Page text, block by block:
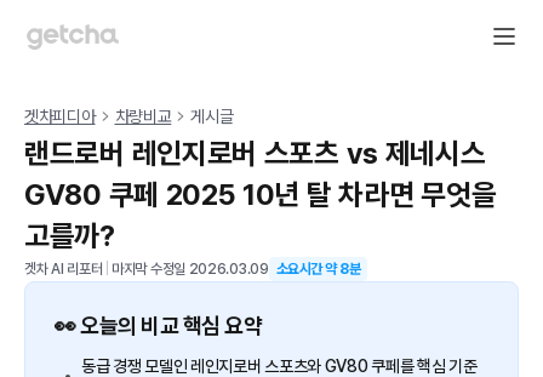
겟차피디아 차량비교 게시글
랜드로버 레인지로버 스포츠 vs 제네시스
GV80 쿠페 2025 10년 탈 차라면 무엇을
고를까?
겟차 AI 리포터 마지막 수정일 2026.03.09 소요시간 약8분
👀 오늘의 비교 핵심 요약
동급 경쟁 모델인 레인지로버 스포츠와 GV80 쿠페를 핵심 기준